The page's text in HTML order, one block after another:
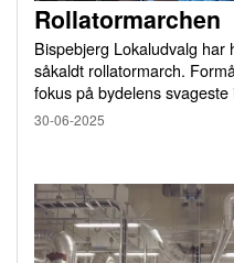
Rollatormarchen
Bispebjerg Lokaludvalg har
såkaldt rollatormarch.
fokus på bydelens
30-06-2025